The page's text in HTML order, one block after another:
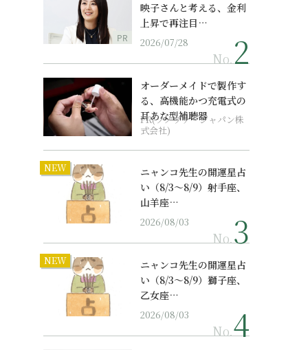
PR
映子さんと考える、金利
上昇で再注目…
2026/07/28
No.
オーダーメイドで製作す
る、高機能かつ充電式の
耳あな型補聴器
PR(ソノヴァ・ジャパン株
式会社)
NEW
ニャンコ先生の開運星占
い（8/3～8/9）射手座、
山羊座…
2026/08/03
No.
NEW
ニャンコ先生の開運星占
い（8/3～8/9）獅子座、
乙女座…
2026/08/03
No.